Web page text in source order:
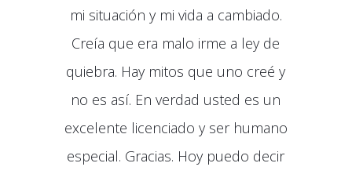
mi situación y mi vida a cambiado.
Creía que era malo irme a ley de
quiebra. Hay mitos que uno creé y
no es así. En verdad usted es un
excelente licenciado y ser humano
especial. Gracias. Hoy puedo decir